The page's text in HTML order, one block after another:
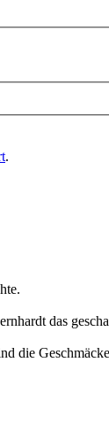
.
das
die